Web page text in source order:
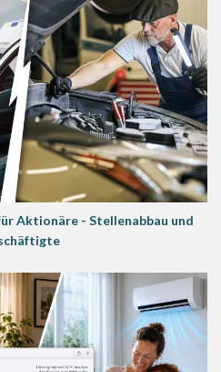
Aktionäre - Stellenabbau und